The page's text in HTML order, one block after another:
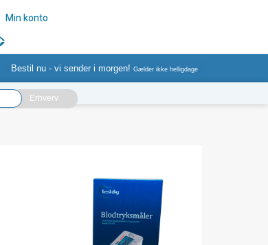
Min konto
Bestil nu - vi sender i morgen! Gælder ikke helligdage
Erhverv